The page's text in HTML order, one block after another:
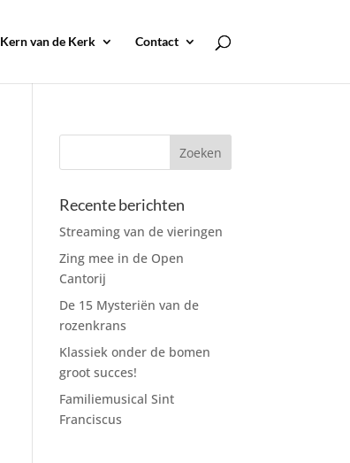
Kern van de Kerk Contact
Recente berichten
Streaming van de vieringen
Zing mee in de Open
Cantorij
De 15 Mysteriën van de
rozenkrans
Klassiek onder de bomen
groot succes!
Familiemusical Sint
Franciscus